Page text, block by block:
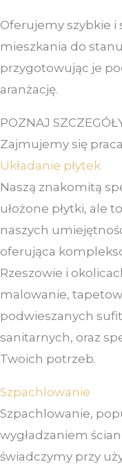
Oferujemy szybkie
mieszkania do
przygotowując je
aranżację.
POZNAJ
Zajmujemy się
Układanie płytek
Naszą znakomitą
ułożone płytki, ale
naszych
oferująca
Rzeszowie i
malowanie,
podwieszanych
sanitarnych, oraz
Twoich potrzeb.
Szpachlowanie
Szpachlowanie,
wygładzaniem
świadczymy przy